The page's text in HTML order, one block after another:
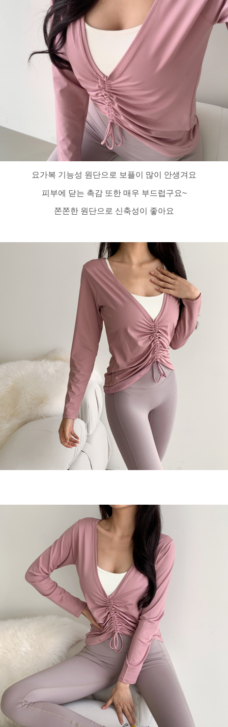
요가복 기능성 원단으로 보플이 많이 안생겨요
피부에 닫는 촉감 또한 매우 부드럽구요~
쫀쫀한 원단으로 신축성이 좋아요